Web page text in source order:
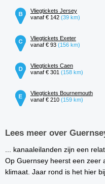
Vliegtickets Jersey
vanaf € 142 (39 km)
Vliegtickets Exeter
vanaf € 93 (156 km)
Vliegtickets Caen
vanaf € 301 (158 km)
Vliegtickets Bournemouth
vanaf € 210 (159 km)
Lees meer over
... kanaaleilanden zijn een
Op Guernsey heerst een zeer
klimaat. Jaar rond is het hier